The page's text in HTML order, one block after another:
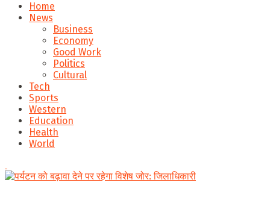
Home
News
Business
Economy
Good Work
Politics
Cultural
Tech
Sports
Western
Education
Health
World